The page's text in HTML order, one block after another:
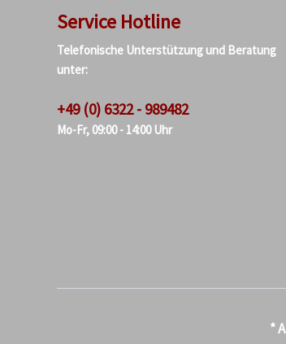
Service Hotline
Telefonische Unterstützung und Beratung
unter:
+49 (0) 6322 - 989482
Mo-Fr, 09:00 - 14:00 Uhr
*